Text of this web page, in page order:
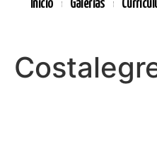
Inicio Galerías